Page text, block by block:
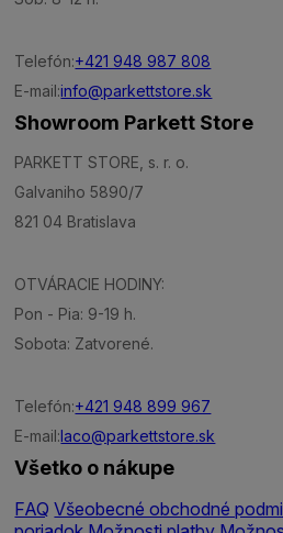
Telefón:+421 948 987 808
E-mail:info@parkettstore.sk
Showroom Parkett Store
PARKETT STORE, s. r. o.
Galvaniho 5890/7
821 04 Bratislava
OTVÁRACIE HODINY:
Pon - Pia: 9-19 h.
Sobota: Zatvorené.
Telefón:+421 948 899 967
E-mail:laco@parkettstore.sk
Všetko o nákupe
FAQ Všeobecné obchodné